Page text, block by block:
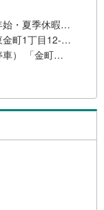
水曜日 年末年始・夏季休暇・GW
東京都葛飾区東金町1丁目12‐1 廣川ビル地下1階
常磐線（各駅停車） 「金町」駅 徒歩4分 京成金町線 「京成金町」駅 徒歩6分